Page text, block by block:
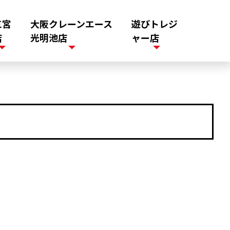
大阪クレーンエース
光明池店
遊びトレジ
ャー店